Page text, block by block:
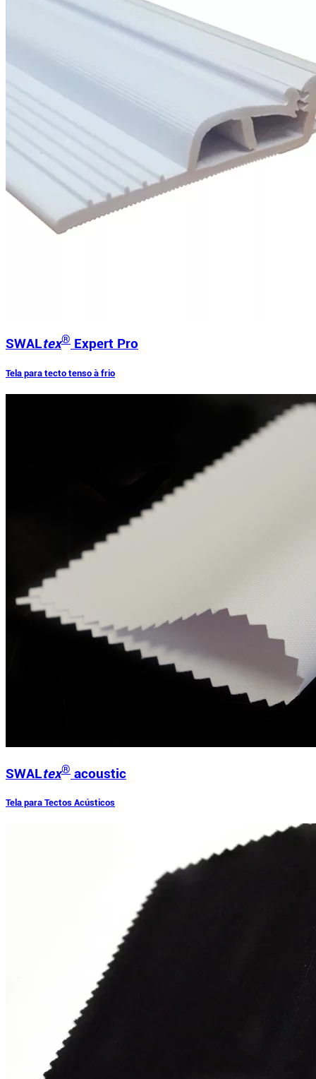
SWALtex® Expert Pro
Tela para tecto tenso à frio
SWALtex® acoustic
Tela para Tectos Acústicos